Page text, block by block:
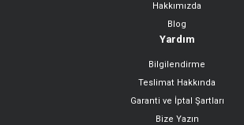
Gönder
Hakkımızda
Blog
Yardım
Bilgilendirme
Teslimat Hakkında
Garanti ve İptal Şartları
Bize Yazın